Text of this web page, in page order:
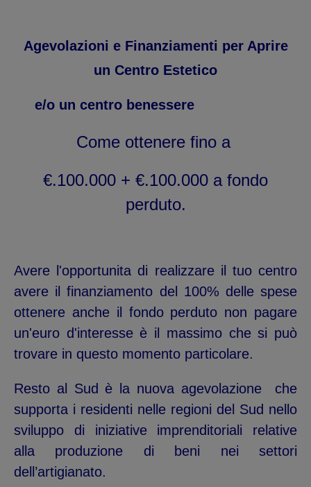
Agevolazioni e Finanziamenti per Aprire
un Centro Estetico
e/o un centro benessere
Come ottenere fino a
€.100.000 + €.100.000 a fondo
perduto.
Avere l'opportunita di realizzare il tuo centro
avere il finanziamento del 100% delle spese
ottenere anche il fondo perduto non pagare
un'euro d'interesse è il massimo che si può
trovare in questo momento particolare.
Resto al Sud è la nuova agevolazione che
supporta i residenti nelle regioni del Sud nello
sviluppo di iniziative imprenditoriali relative
alla produzione di beni nei settori
dell’artigianato.